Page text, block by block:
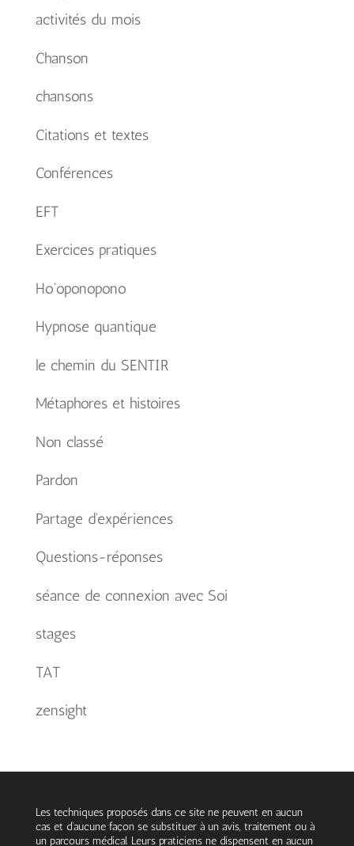
activités du mois
Chanson
chansons
Citations et textes
Conférences
EFT
Exercices pratiques
Ho'oponopono
Hypnose quantique
le chemin du SENTIR
Métaphores et histoires
Non classé
Pardon
Partage d'expériences
Questions-réponses
séance de connexion avec Soi
stages
TAT
zensight
Les techniques proposés dans ce site ne peuvent en aucun
cas et d’aucune façon se substituer à un avis, traitement ou à
un parcours médical. Leurs praticiens ne dispensent en aucun